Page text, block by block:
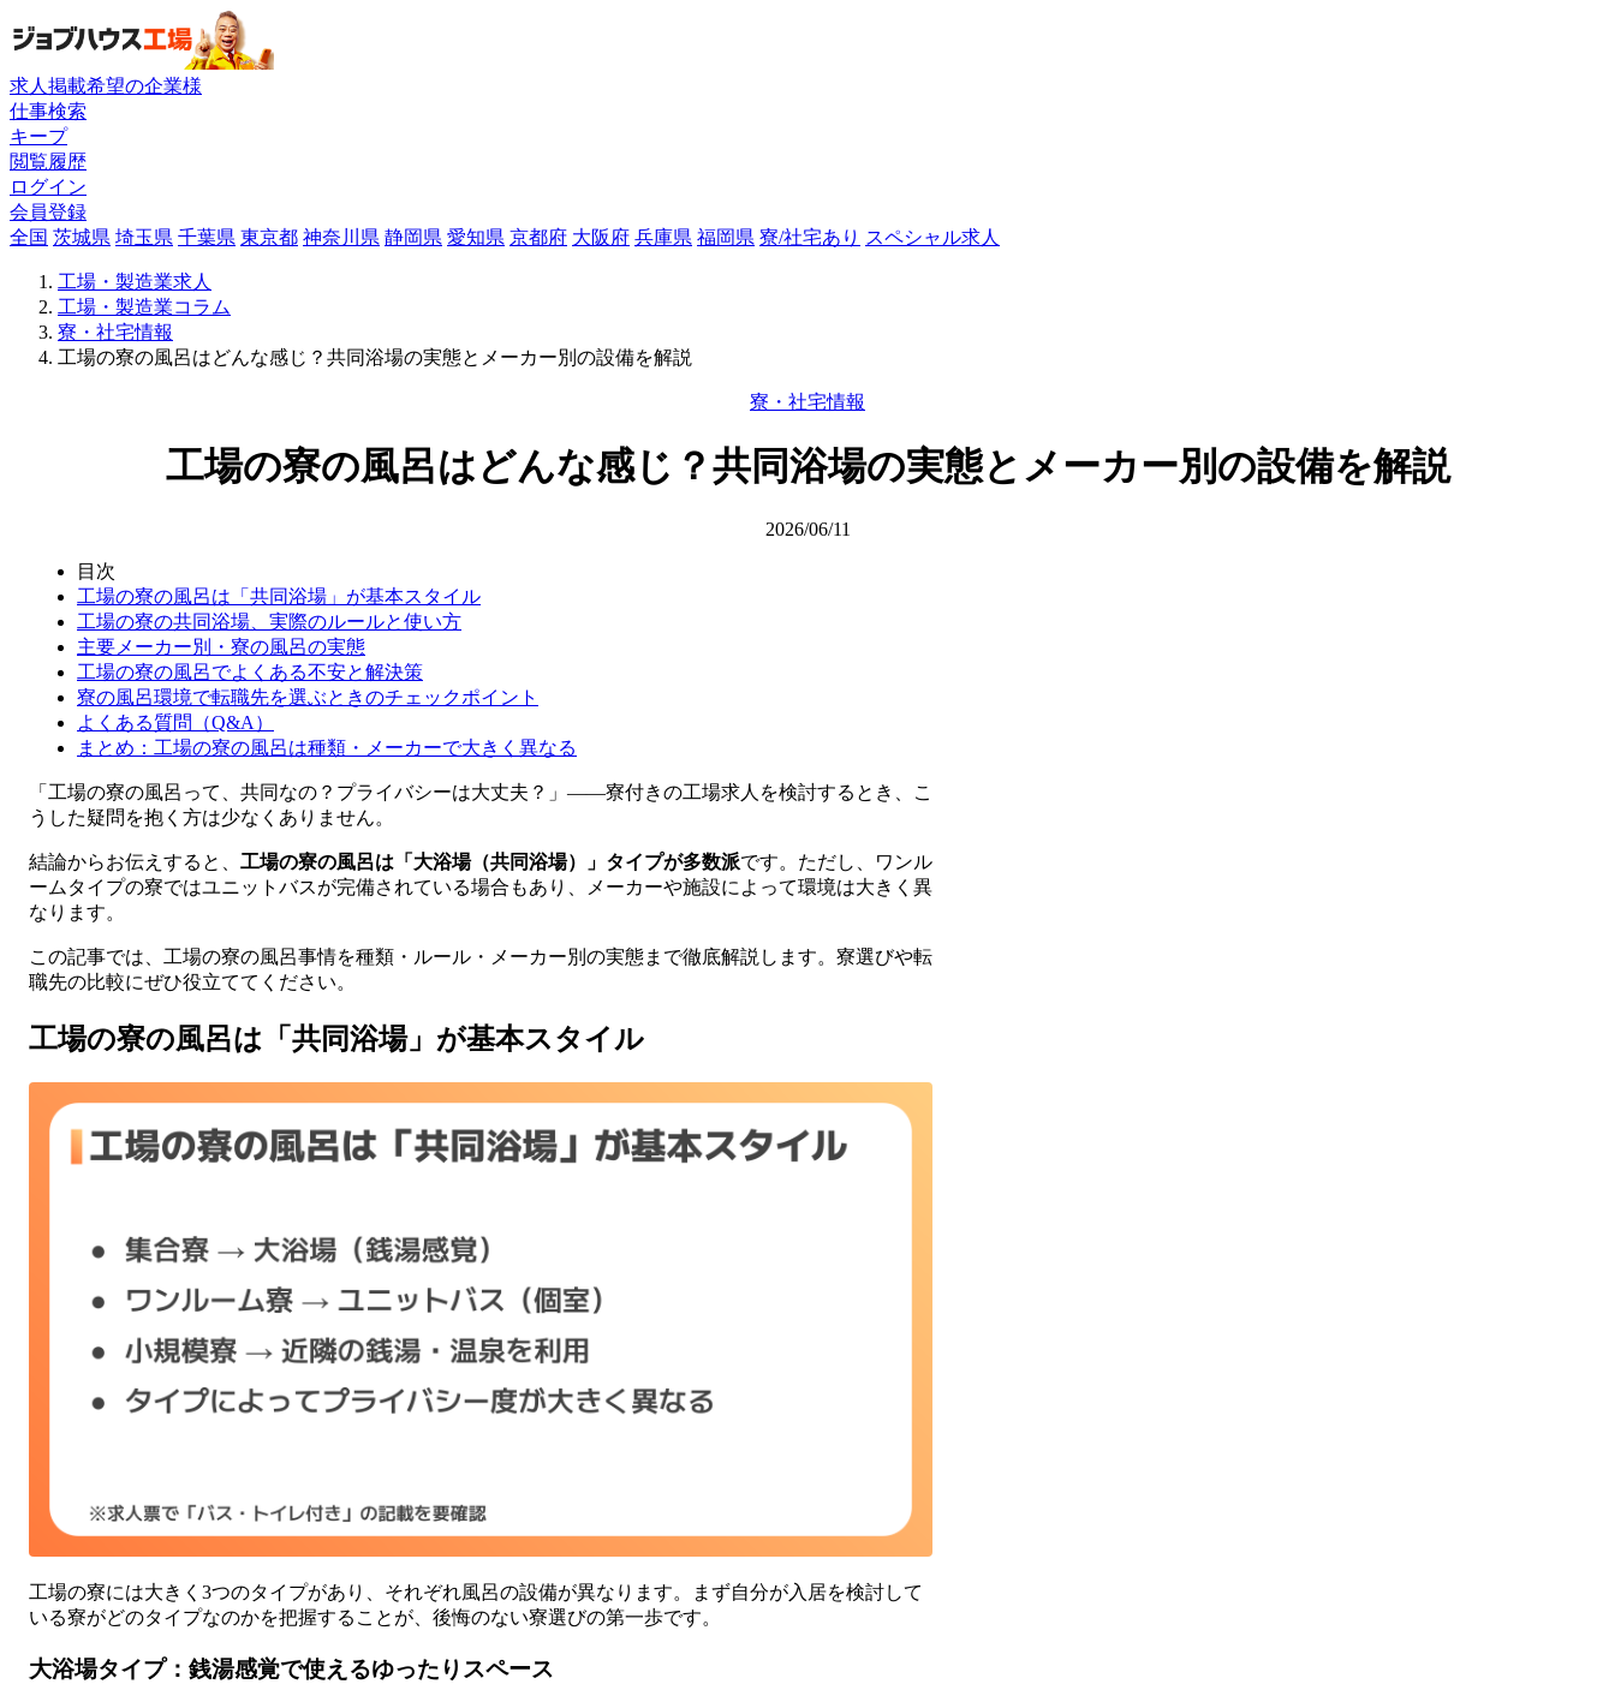
求人掲載希望の企業様
仕事検索
キープ
閲覧履歴
ログイン
会員登録
全国 茨城県 埼玉県 千葉県 東京都 神奈川県 静岡県 愛知県 京都府 大阪府 兵庫県 福岡県 寮/社宅あり スペシャル求人
工場・製造業求人
工場・製造業コラム
寮・社宅情報
工場の寮の風呂はどんな感じ？共同浴場の実態とメーカー別の設備を解説
寮・社宅情報
工場の寮の風呂はどんな感じ？共同浴場の実態とメーカー別の設備を解説
2026/06/11
目次
工場の寮の風呂は「共同浴場」が基本スタイル
工場の寮の共同浴場、実際のルールと使い方
主要メーカー別・寮の風呂の実態
工場の寮の風呂でよくある不安と解決策
寮の風呂環境で転職先を選ぶときのチェックポイント
よくある質問（Q&A）
まとめ：工場の寮の風呂は種類・メーカーで大きく異なる
「工場の寮の風呂って、共同なの？プライバシーは大丈夫？」――寮付きの工場求人を検討するとき、こ
うした疑問を抱く方は少なくありません。
結論からお伝えすると、 工場の寮の風呂は「大浴場（共同浴場）」タイプが多数派です。ただし、ワンル
ームタイプの寮ではユニットバスが完備されている場合もあり、メーカーや施設によって環境は大きく異
なります。
この記事では、工場の寮の風呂事情を種類・ルール・メーカー別の実態まで徹底解説します。寮選びや転
職先の比較にぜひ役立ててください。
工場の寮の風呂は「共同浴場」が基本スタイル
工場の寮には大きく3つのタイプがあり、それぞれ風呂の設備が異なります。まず自分が入居を検討して
いる寮がどのタイプなのかを把握することが、後悔のない寮選びの第一歩です。
大浴場タイプ：銭湯感覚で使えるゆったりスペース